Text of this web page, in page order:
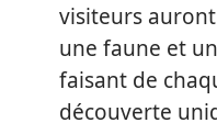
visiteurs auront
une faune et
faisant de
découverte